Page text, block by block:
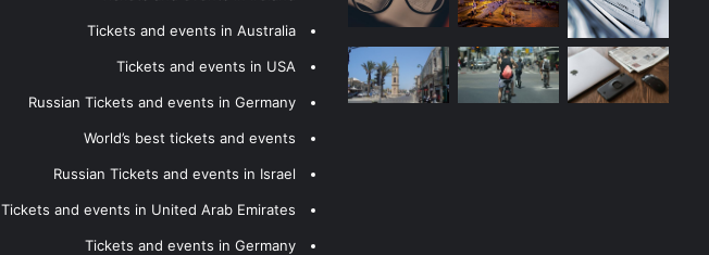
Tickets and events in Australia
Tickets and events in USA
Russian Tickets and events in Germany
World’s best tickets and events
Russian Tickets and events in Israel
Tickets and events in United Arab Emirates
Tickets and events in Germany